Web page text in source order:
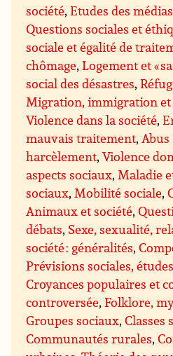
société,Etudes des
Questions sociales et
sociale et égalité de
chômage,Logement et «
social des désastres,
Migration, immigration
Violence dans la société,
mauvais traitement,Abus
harcèlement,Violence
aspects sociaux,Maladie
sociaux,Mobilité sociale,
Animaux et société,
débats, Sexe, sexualité,
société : généralités,
Prévisions sociales,
Croyances populaires et
controversée,Folklore,
Groupes sociaux,Classes
Communautés rurales,